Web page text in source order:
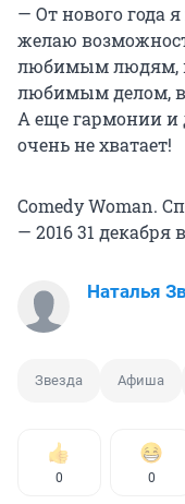
— От нового года
желаю
любимым людям,
любимым делом,
А еще гармонии и
очень не хватает!
Comedy Woman.
— 2016 31 декабря
Наталья
Звезда Афиша
0 0